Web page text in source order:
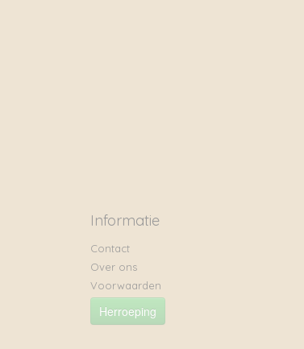
Informatie
Contact
Over ons
Voorwaarden
Herroeping